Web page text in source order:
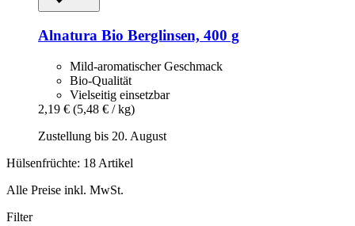
Alnatura Bio Berglinsen, 400 g
Mild-aromatischer Geschmack
Bio-Qualität
Vielseitig einsetzbar
2,19 € (5,48 € / kg)
Zustellung bis 20. August
Hülsenfrüchte: 18 Artikel
Alle Preise inkl. MwSt.
Filter